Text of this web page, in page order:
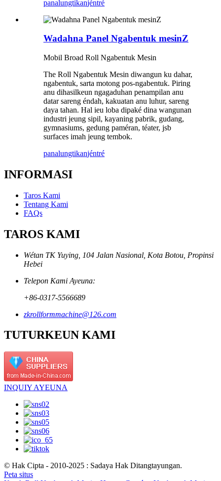
panalungtikanjéntré
Wadahna Panel Ngabentuk mesinZ
Mobil Broad Roll Ngabentuk Mesin
The Roll Ngabentuk Mesin diwangun ku dahar,
ngabentuk, sarta motong pos-ngabentuk. Piring
anu dihasilkeun ngagaduhan penampilan anu
datar sareng éndah, kakuatan anu luhur, sareng
daya tahan. Hal ieu loba dipaké dina wangunan
industri jeung sipil, kayaning pabrik, gudang,
gymnasiums, gedung paméran, téater, jsb
surfaces imah jeung tembok.
panalungtikanjéntré
INFORMASI
Taros Kami
Tentang Kami
FAQs
TAROS KAMI
Wétan TK Yuying, 104 Jalan Nasional, Kota Botou, Propinsi
Hebei
Telepon Kami Ayeuna:
+86-0317-5566689
zkrollformmachine@126.com
TUTURKEUN KAMI
INQUIY AYEUNA
© Hak Cipta - 2010-2025 : Sadaya Hak Ditangtayungan.
Peta situs